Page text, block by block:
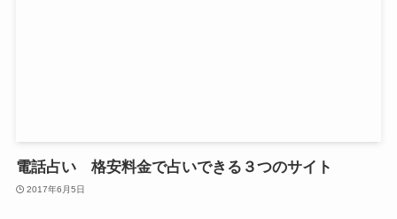
電話占い 格安料金で占いできる３つのサイト
2017年6月5日